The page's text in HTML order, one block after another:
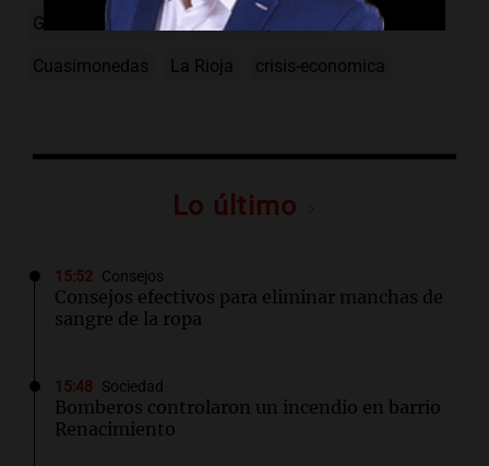
Guillermo Francos Ricardo Quintela
Cuasimonedas La Rioja crisis-economica
Lo último
15:52 Consejos
Consejos efectivos para eliminar manchas de
sangre de la ropa
15:48 Sociedad
Bomberos controlaron un incendio en barrio
Renacimiento